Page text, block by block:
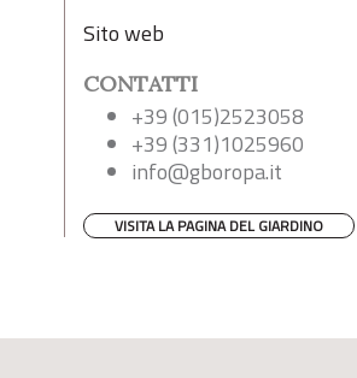
Sito web
CONTATTI
+39 (015)2523058
+39 (331)1025960
info@gboropa.it
VISITA LA PAGINA DEL GIARDINO